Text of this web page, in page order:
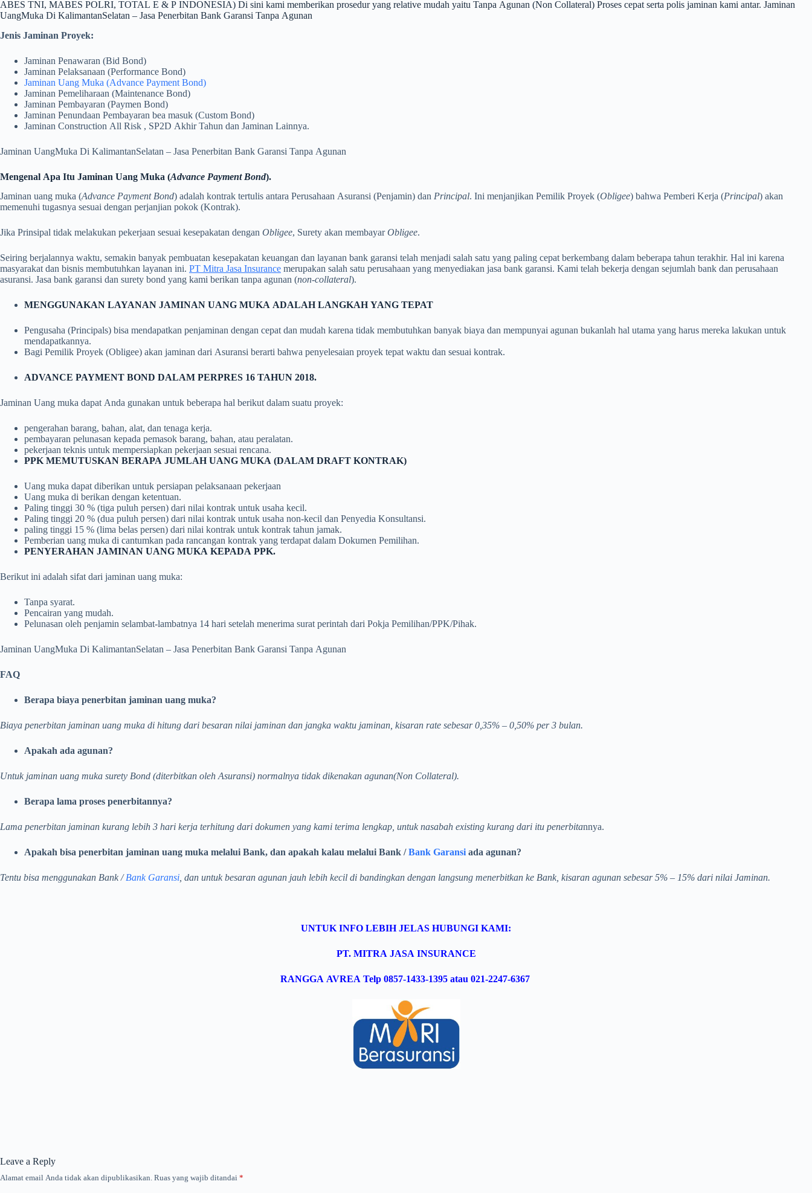
ABES TNI, MABES POLRI, TOTAL E & P INDONESIA) Di sini kami memberikan prosedur yang relative mudah yaitu Tanpa Agunan (Non Collateral) Proses cepat serta polis jaminan kami antar. Jaminan
UangMuka Di KalimantanSelatan – Jasa Penerbitan Bank Garansi Tanpa Agunan
Jenis Jaminan Proyek:
Jaminan Penawaran (Bid Bond)
Jaminan Pelaksanaan (Performance Bond)
Jaminan Uang Muka (Advance Payment Bond)
Jaminan Pemeliharaan (Maintenance Bond)
Jaminan Pembayaran (Paymen Bond)
Jaminan Penundaan Pembayaran bea masuk (Custom Bond)
Jaminan Construction All Risk , SP2D Akhir Tahun dan Jaminan Lainnya.
Jaminan UangMuka Di KalimantanSelatan – Jasa Penerbitan Bank Garansi Tanpa Agunan
Mengenal Apa Itu Jaminan Uang Muka (Advance Payment Bond).
Jaminan uang muka (Advance Payment Bond) adalah kontrak tertulis antara Perusahaan Asuransi (Penjamin) dan Principal. Ini menjanjikan Pemilik Proyek (Obligee) bahwa Pemberi Kerja (Principal) akan
memenuhi tugasnya sesuai dengan perjanjian pokok (Kontrak).
Jika Prinsipal tidak melakukan pekerjaan sesuai kesepakatan dengan Obligee, Surety akan membayarObligee.
Seiring berjalannya waktu, semakin banyak pembuatan kesepakatan keuangan dan layanan bank garansi telah menjadi salah satu yang paling cepat berkembang dalam beberapa tahun terakhir. Hal ini karena
masyarakat dan bisnis membutuhkan layanan ini. PT Mitra Jasa Insurance merupakan salah satu perusahaan yang menyediakan jasa bank garansi. Kami telah bekerja dengan sejumlah bank dan perusahaan
asuransi. Jasa bank garansi dan surety bond yang kami berikan tanpa agunan (non-collateral).
MENGGUNAKAN LAYANAN JAMINAN UANG MUKA ADALAH LANGKAH YANG TEPAT
Pengusaha (Principals) bisa mendapatkan penjaminan dengan cepat dan mudah karena tidak membutuhkan banyak biaya dan mempunyai agunan bukanlah hal utama yang harus mereka lakukan untuk
mendapatkannya.
Bagi Pemilik Proyek (Obligee) akan jaminan dari Asuransi berarti bahwa penyelesaian proyek tepat waktu dan sesuai kontrak.
ADVANCE PAYMENT BOND DALAM PERPRES 16 TAHUN 2018.
Jaminan Uang muka dapat Anda gunakan untuk beberapa hal berikut dalam suatu proyek:
pengerahan barang, bahan, alat, dan tenaga kerja.
pembayaran pelunasan kepada pemasok barang, bahan, atau peralatan.
pekerjaan teknis untuk mempersiapkan pekerjaan sesuai rencana.
PPK MEMUTUSKAN BERAPA JUMLAH UANG MUKA (DALAM DRAFT KONTRAK)
Uang muka dapat diberikan untuk persiapan pelaksanaan pekerjaan
Uang muka di berikan dengan ketentuan.
Paling tinggi 30 % (tiga puluh persen) dari nilai kontrak untuk usaha kecil.
Paling tinggi 20 % (dua puluh persen) dari nilai kontrak untuk usaha non-kecil dan Penyedia Konsultansi.
paling tinggi 15 % (lima belas persen) dari nilai kontrak untuk kontrak tahun jamak.
Pemberian uang muka di cantumkan pada rancangan kontrak yang terdapat dalam Dokumen Pemilihan.
PENYERAHAN JAMINAN UANG MUKA KEPADA PPK.
Berikut ini adalah sifat dari jaminan uang muka:
Tanpa syarat.
Pencairan yang mudah.
Pelunasan oleh penjamin selambat-lambatnya 14 hari setelah menerima surat perintah dari Pokja Pemilihan/PPK/Pihak.
Jaminan UangMuka Di KalimantanSelatan – Jasa Penerbitan Bank Garansi Tanpa Agunan
FAQ
Berapa biaya penerbitan jaminan uang muka?
Biaya penerbitan jaminan uang muka di hitung dari besaran nilai jaminan dan jangka waktu jaminan, kisaran rate sebesar 0,35% – 0,50% per 3 bulan.
Apakah ada agunan?
Untuk jaminan uang muka surety Bond (diterbitkan oleh Asuransi) normalnya tidak dikenakan agunan(Non Collateral).
Berapa lama proses penerbitannya?
Lama penerbitan jaminan kurang lebih 3 hari kerja terhitung dari dokumen yang kami terima lengkap, untuk nasabah existing kurang dari itu penerbitannya.
Apakah bisa penerbitan jaminan uang muka melalui Bank, dan apakah kalau melalui Bank /Bank Garansiada agunan?
Tentu bisa menggunakan Bank /Bank Garansi, dan untuk besaran agunan jauh lebih kecil di bandingkan dengan langsung menerbitkan ke Bank, kisaran agunan sebesar 5% – 15% dari nilai Jaminan.
UNTUK INFO LEBIH JELAS HUBUNGI KAMI:
PT. MITRA JASA INSURANCE
RANGGA AVREA Telp 0857-1433-1395 atau 021-2247-6367
Leave a Reply
Alamat email Anda tidak akan dipublikasikan. Ruas yang wajib ditandai *